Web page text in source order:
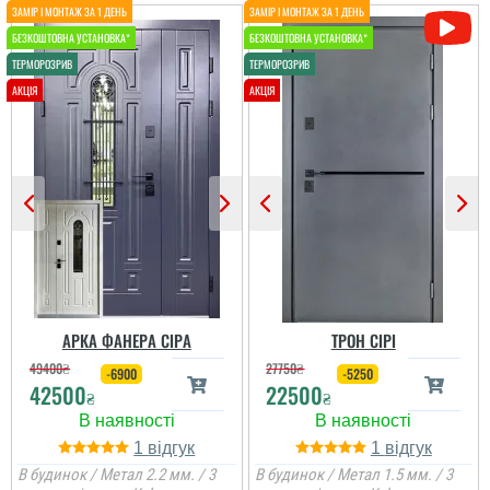
Двері виглядають
непогано, зроблено
швидко, все поки ок.
читати всі відгуки
своїм вибором і
дверями, буду брати
міжкімнатні двері...
Денис
Класний варіант для
квартири, шукали довго і
щоб було в наявності,
дуже сподобались
двері, хороші та якісні
читати всі відгуки
АРКА ФАНЕРА СІРА
49400₴
42500₴
-6900
1
В будинок / Метал 2.2 мм. / 3
ТРОН СІРІ
27750₴
22500₴
-5250
1
В будинок / Метал 1.5 мм. / 3